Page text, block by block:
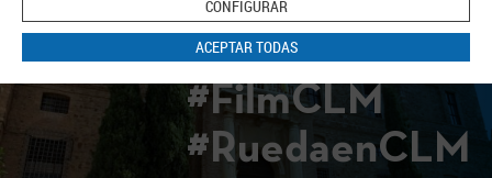
CONFIGURAR
ACEPTAR TODAS
#FilmCLM
#RuedaenCLM